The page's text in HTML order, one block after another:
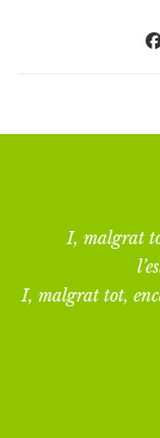
I, malgrat
I, malgrat tot,